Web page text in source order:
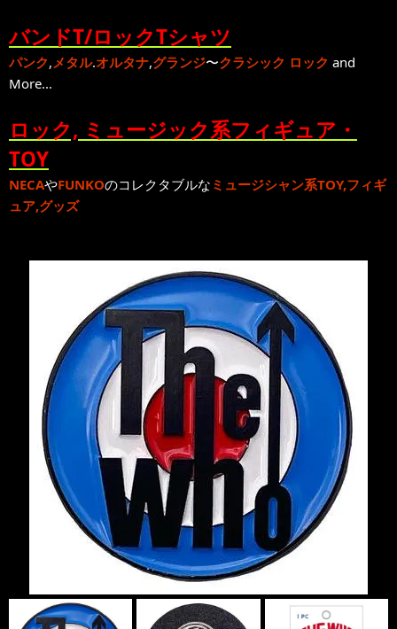
バンドT/ロックTシャツ
パンク,メタル.オルタナ,グランジ〜クラシック ロック and
More...
ロック, ミュージック系フィギュア・
TOY
NECAやFUNKOのコレクタブルな ミュージシャン系TOY,フィギ
ュア,グッズ